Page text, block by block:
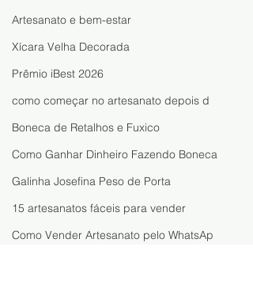
Artesanato e bem-estar
Xícara Velha Decorada
Prêmio iBest 2026
como começar no artesanato depois d
Boneca de Retalhos e Fuxico
Como Ganhar Dinheiro Fazendo Boneca
Galinha Josefina Peso de Porta
15 artesanatos fáceis para vender
Como Vender Artesanato pelo WhatsAp